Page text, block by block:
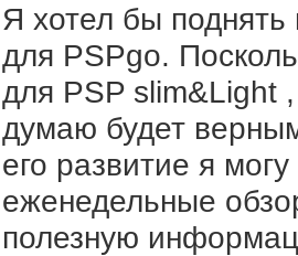
Я хотел бы поднять
для PSPgo.
для PSP slim&Light
думаю будет
его развитие я
еженедельные
полезную